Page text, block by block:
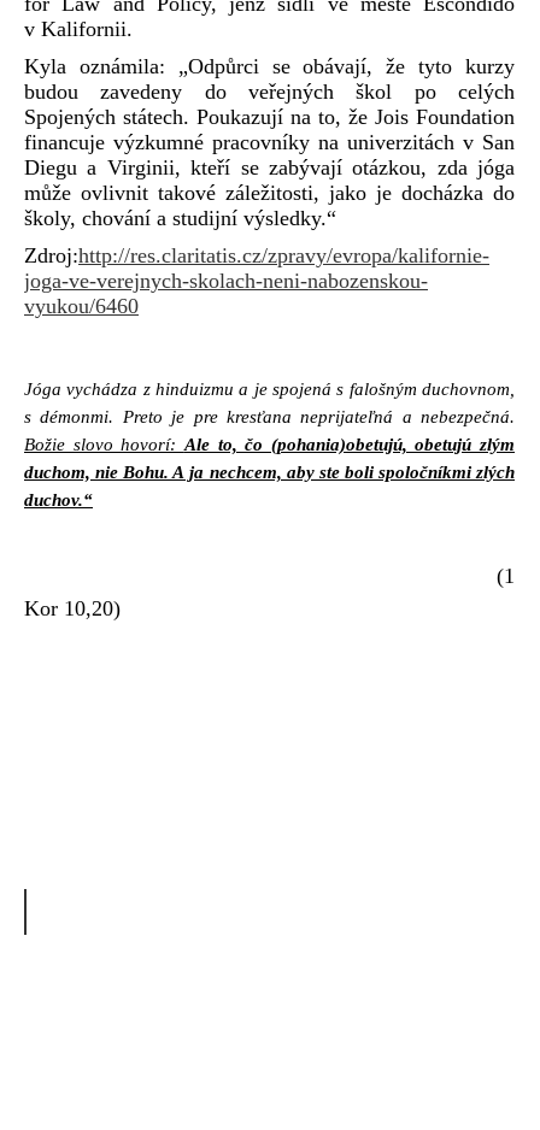
v Kalifornii.
Kyla oznámila: „Odpůrci se obávají, že tyto kurzy
budou zavedeny do veřejných škol po celých
Spojených státech. Poukazují na to, že Jois Foundation
financuje výzkumné pracovníky na univerzitách v San
Diegu a Virginii, kteří se zabývají otázkou, zda jóga
může ovlivnit takové záležitosti, jako je docházka do
školy, chování a studijní výsledky.“
Zdroj:http://res.claritatis.cz/zpravy/evropa/kalifornie-
joga-ve-verejnych-skolach-neni-nabozenskou-
vyukou/6460
Jóga vychádza z hinduizmu a je spojená s falošným duchovnom,
s démonmi. Preto je pre kresťana neprijateľná a nebezpečná.
Božie slovo hovorí: Ale to, čo (pohania)obetujú, obetujú zlým
duchom, nie Bohu. A ja nechcem, aby ste boli spoločníkmi zlých
duchov.“
(1
Kor 10,20)